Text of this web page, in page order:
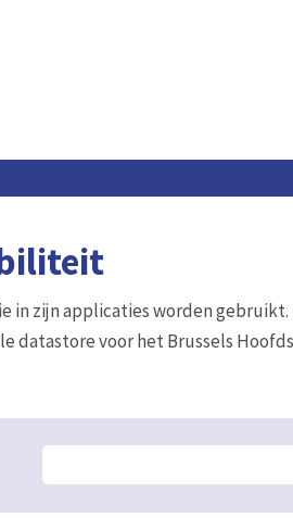
in zijn applicaties worden
datastore voor het Brussels